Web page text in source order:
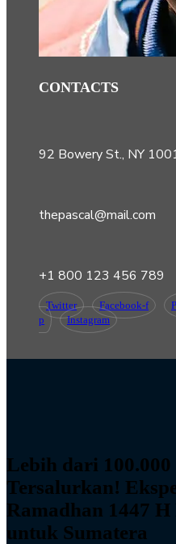
CONTACTS
92 Bowery St., NY
thepascal@mail.com
+1 800 123 456 789
Twitter Facebook-f
p
Instagram
Lebih dari
Tersalurkan!
Ramadhan 1447
untuk Sumatera